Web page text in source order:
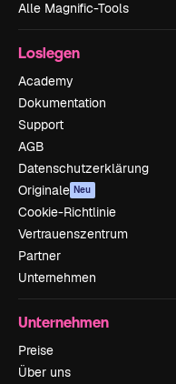
Alle Magnific-Tools
Loslegen
Academy
Dokumentation
Support
AGB
Datenschutzerklärung
Originale Neu
Cookie-Richtlinie
Vertrauenszentrum
Partner
Unternehmen
Unternehmen
Preise
Über uns